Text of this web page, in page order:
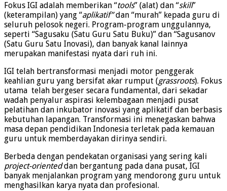
Fokus IGI adalah memberikan “tools” (alat) dan “skill”
(keterampilan) yang “aplikatif”dan “murah” kepada guru di
seluruh pelosok negeri. Program-program unggulannya,
seperti “Sagusaku (Satu Guru Satu Buku)” dan “Sagusanov
(Satu Guru Satu Inovasi), dan banyak kanal lainnya
merupakan manifestasi nyata dari ruh ini.
IGI telah bertransformasi menjadi motor penggerak
keahlian guru yang bersifat akar rumput (grassroots). Fokus
utama telah bergeser secara fundamental, dari sekadar
wadah penyalur aspirasi kelembagaan menjadi pusat
pelatihan dan inkubator inovasi yang aplikatif dan berbasis
kebutuhan lapangan. Transformasi ini menegaskan bahwa
masa depan pendidikan Indonesia terletak pada kemauan
guru untuk memberdayakan dirinya sendiri.
Berbeda dengan pendekatan organisasi yang sering kali
project-orienteddan bergantung pada dana pusat, IGI
banyak menjalankan program yang mendorong guru untuk
menghasilkan karya nyata dan profesional.